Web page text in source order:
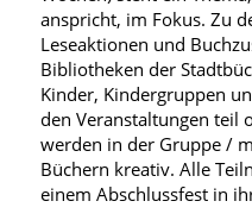
anspricht, im Fokus. Zu
Leseaktionen und
Bibliotheken der
Kinder, Kindergruppen
den Veranstaltungen teil
werden in der Gruppe /
Büchern kreativ. Alle
einem Abschlussfest in